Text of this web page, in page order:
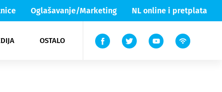
Oglašavanje/Marketing NL online i pretplata
OSTALO
Lika & Senj
TV